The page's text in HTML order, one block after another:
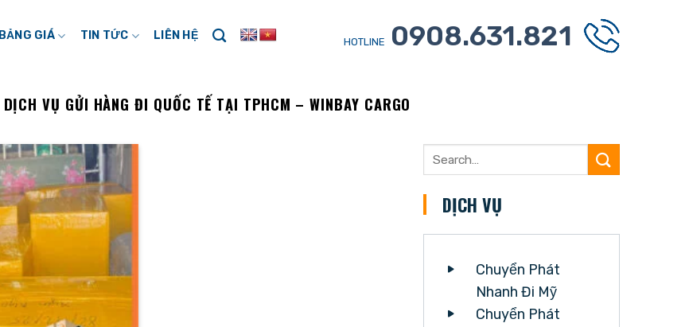
BẢNG GIÁ TIN TỨC LIÊN HỆ HOTLINE 0908.631.821
DỊCH VỤ GỬI HÀNG ĐI QUỐC TẾ TẠI TPHCM – WINBAY CARGO
DỊCH VỤ
Chuyển Phát
Nhanh Đi Mỹ
Chuyển Phát